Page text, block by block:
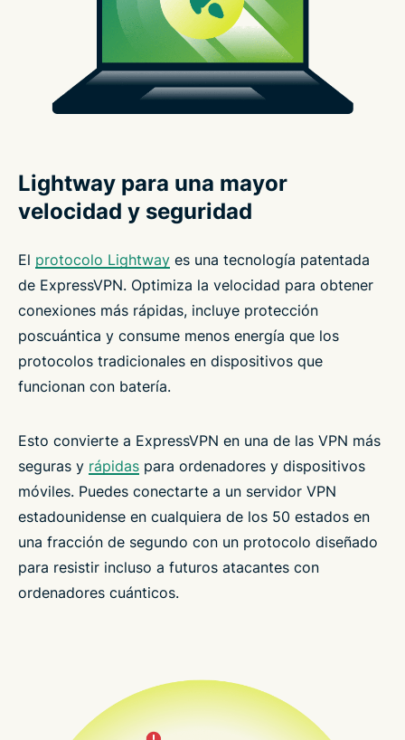
Lightway para una mayor
velocidad y seguridad
El protocolo Lightway es una tecnología patentada
de ExpressVPN. Optimiza la velocidad para obtener
conexiones más rápidas, incluye protección
poscuántica y consume menos energía que los
protocolos tradicionales en dispositivos que
funcionan con batería.
Esto convierte a ExpressVPN en una de las VPN más
seguras y rápidas para ordenadores y dispositivos
móviles. Puedes conectarte a un servidor VPN
estadounidense en cualquiera de los 50 estados en
una fracción de segundo con un protocolo diseñado
para resistir incluso a futuros atacantes con
ordenadores cuánticos.